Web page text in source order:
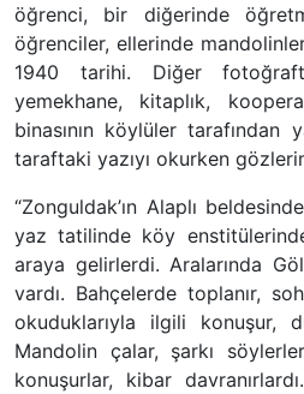
öğrenci, bir diğerinde
öğrenciler, ellerinde
1940 tarihi. Diğer
yemekhane, kitaplık,
binasının köylüler tarafından
taraftaki yazıyı okurken
“Zonguldak’ın Alaplı
yaz tatilinde köy
araya gelirlerdi. Aralarında
vardı. Bahçelerde toplanır,
okuduklarıyla ilgili konuşur,
Mandolin çalar, şarkı
konuşurlar, kibar